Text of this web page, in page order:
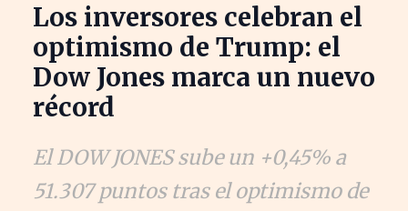
Los inversores celebran el
optimismo de Trump: el
Dow Jones marca un nuevo
récord
El DOW JONES sube un +0,45% a
51.307 puntos tras el optimismo de